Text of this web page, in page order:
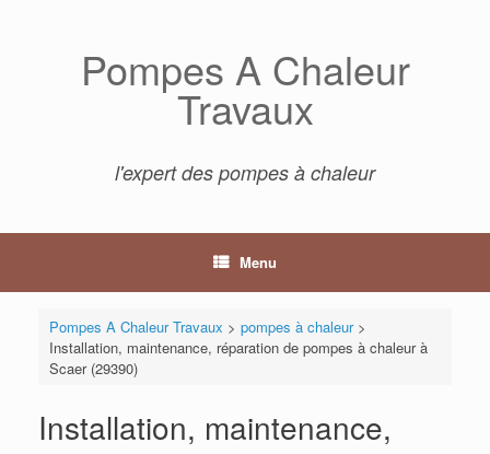
Pompes A Chaleur
Travaux
l'expert des pompes à chaleur
Menu
Pompes A Chaleur Travaux > pompes à chaleur>
Installation, maintenance, réparation de pompes à chaleur à
Scaer (29390)
Installation, maintenance,